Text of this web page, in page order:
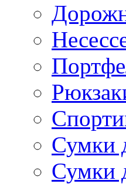
Сумки
Сумки